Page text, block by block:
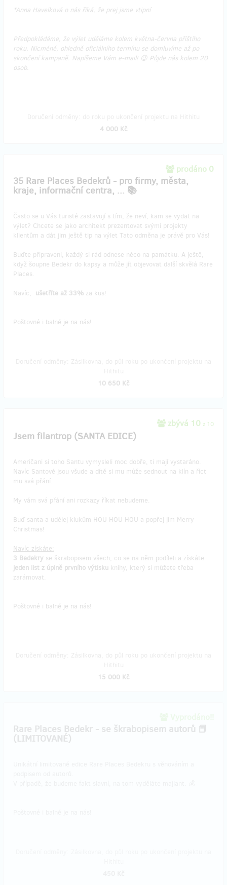
*Anna Havelková o nás říká, že prej jsme vtipní
Předpokládáme, že výlet uděláme kolem května-června příštího
roku. Nicméně, ohledně oficiálního termínu se domluvíme až po
skončení kampaně. Napíšeme Vám e-mail! 😉 Půjde nás kolem 20
osob.
4 000 Kč
prodáno 0
35 Rare Places Bedekrů - pro firmy, města,
kraje, informační centra, ... 📚
Často se u Vás turisté zastavují s tím, že neví, kam se vydat na
výlet? Chcete se jako architekt prezentovat svými projekty
klientům a dát jim ještě tip na výlet Tato odměna je právě pro Vás!
Buďte připraveni, každý si rád odnese něco na památku. A ještě,
když šoupne Bedekr do kapsy a může jít objevovat další skvělá Rare
Places.
Navíc, ušetříte až 33% za kus!
Poštovné i balné je na nás!
10 650 Kč
zbývá 10 z 10
Jsem filantrop (SANTA EDICE)
Američani si toho Santu vymysleli moc dobře, ti mají vystaráno.
Navíc Santové jsou všude a dítě si mu může sednout na klín a říct
mu svá přání.
My vám svá přání ani rozkazy říkat nebudeme.
Buď santa a udělej klukům HOU HOU HOU a popřej jim Merry
Christmas!
Navíc získáte:
3 Bedekry se škrabopisem všech, co se na něm podíleli a získáte
jeden list z úplně prvního výtisku knihy, který si můžete třeba
zarámovat.
Poštovné i balné je na nás!
15 000 Kč
Rare Places Bedekr - se škrabopisem autorů 📕
(LIMITOVANÉ)